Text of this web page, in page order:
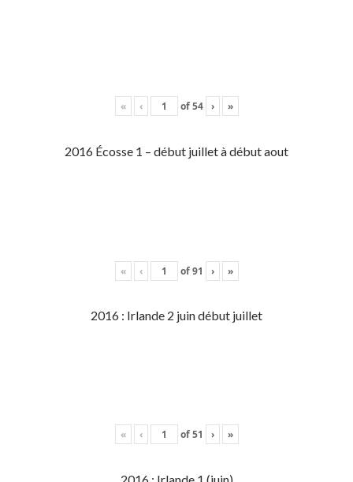
« ‹ of54 › »
2016 Écosse 1 – début juillet à début aout
« ‹ of91 › »
2016 : Irlande 2 juin début juillet
« ‹ of51 › »